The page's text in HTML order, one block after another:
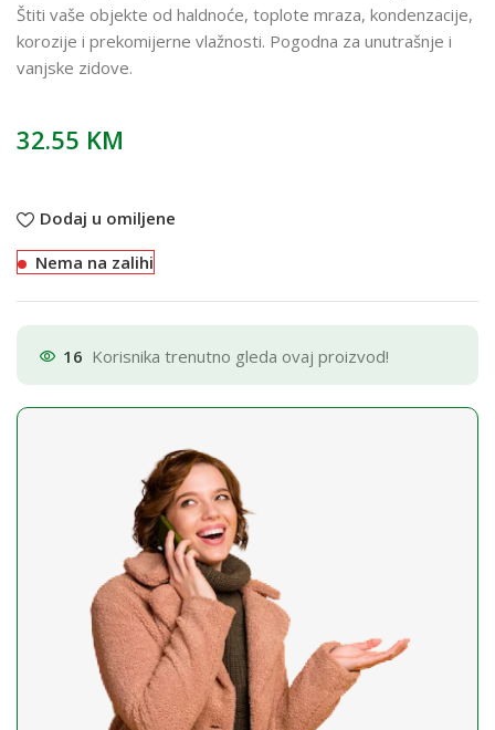
Štiti vaše objekte od haldnoće, toplote mraza, kondenzacije,
korozije i prekomijerne vlažnosti. Pogodna za unutrašnje i
vanjske zidove.
32.55 KM
Dodaj u omiljene
Nema na zalihi
16 Korisnika trenutno gleda ovaj proizvod!